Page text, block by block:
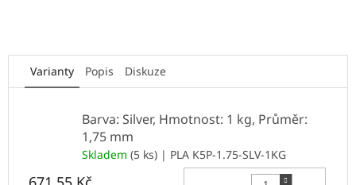
Varianty Popis Diskuze
Barva: Silver, Hmotnost: 1 kg, Průměr:
1,75 mm
Skladem (5 ks) | PLA K5P-1.75-SLV-1KG